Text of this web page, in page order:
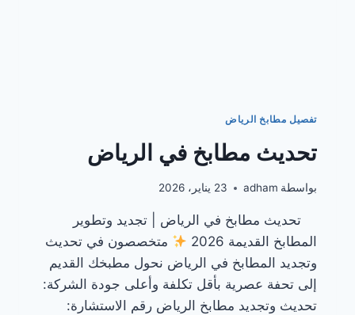
تفصيل مطابخ الرياض
تحديث مطابخ في الرياض
بواسطة adham 23 يناير، 2026
تحديث مطابخ في الرياض | تجديد وتطوير
المطابخ القديمة 2026
متخصصون في تحديث
وتجديد المطابخ في الرياض نحول مطبخك القديم
إلى تحفة عصرية بأقل تكلفة وأعلى جودة الشركة:
تحديث وتجديد مطابخ الرياض رقم الاستشارة: